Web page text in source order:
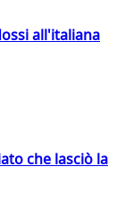
all'italiana
che lasciò la